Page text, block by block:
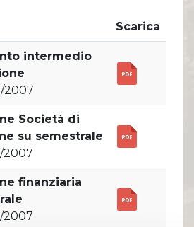
Comunicati Stampa
Organi Sociali
Scarica
intermedio
2007
Società di
su semestrale
2007
finanziaria
2007